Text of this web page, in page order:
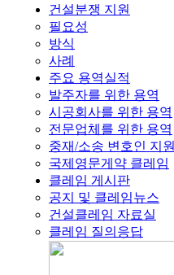
건설분쟁 지원
필요성
방식
사례
주요 용역실적
발주자를 위한 용역
시공회사를 위한 용역
전문업체를 위한 용역
중재/소송 변호인 지원
국제영문게약 클레임
클레임 게시판
공지 및 클레임뉴스
건설클레임 자료실
클레임 질의응답